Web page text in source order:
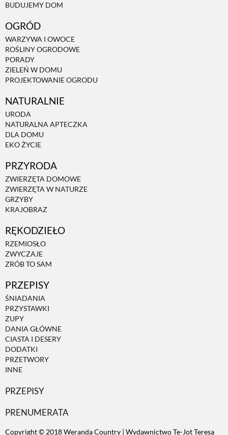
BUDUJEMY DOM
OGRÓD
WARZYWA I OWOCE
ROŚLINY OGRODOWE
PORADY
ZIELEŃ W DOMU
PROJEKTOWANIE OGRODU
NATURALNIE
URODA
NATURALNA APTECZKA
DLA DOMU
EKO ŻYCIE
PRZYRODA
ZWIERZĘTA DOMOWE
ZWIERZĘTA W NATURZE
GRZYBY
KRAJOBRAZ
RĘKODZIEŁO
RZEMIOSŁO
ZWYCZAJE
ZRÓB TO SAM
PRZEPISY
ŚNIADANIA
PRZYSTAWKI
ZUPY
DANIA GŁÓWNE
CIASTA I DESERY
DODATKI
PRZETWORY
INNE
PRZEPISY
PRENUMERATA
Copyright © 2018 Weranda Country | Wydawnictwo Te-Jot Teresa
NATURALNA APTECZKA
ZWIERZĘTA W NATURZE